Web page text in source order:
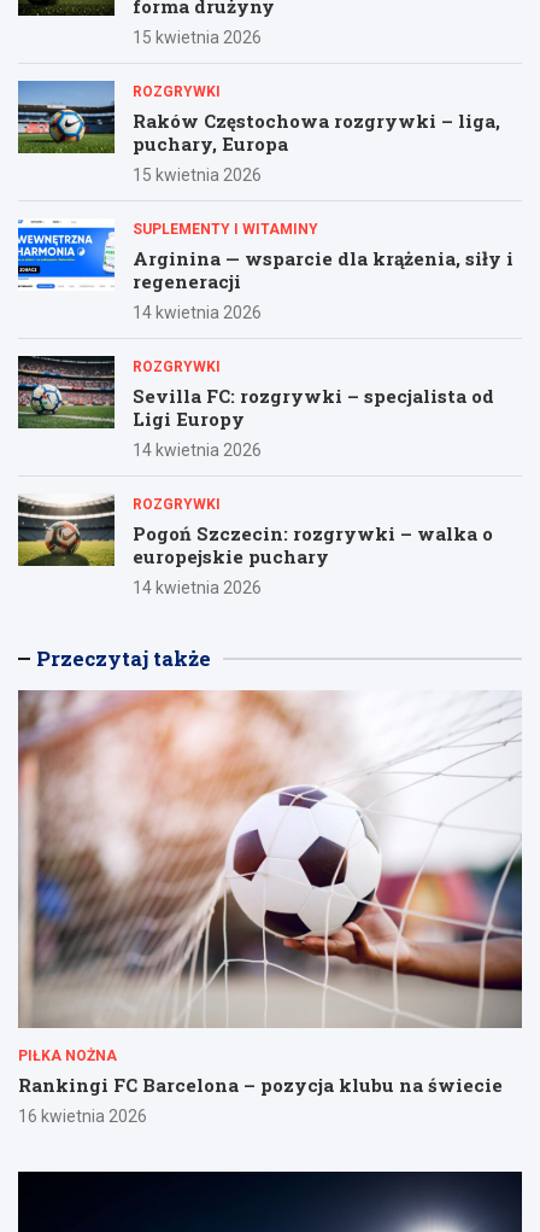
forma drużyny
15 kwietnia 2026
ROZGRYWKI
Raków Częstochowa rozgrywki – liga,
puchary, Europa
15 kwietnia 2026
SUPLEMENTY I WITAMINY
Arginina — wsparcie dla krążenia, siły i
regeneracji
14 kwietnia 2026
ROZGRYWKI
Sevilla FC: rozgrywki – specjalista od
Ligi Europy
14 kwietnia 2026
ROZGRYWKI
Pogoń Szczecin: rozgrywki – walka o
europejskie puchary
14 kwietnia 2026
Przeczytaj także
PIŁKA NOŻNA
Rankingi FC Barcelona – pozycja klubu na świecie
16 kwietnia 2026